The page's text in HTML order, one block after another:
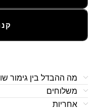
מה ההבדל בין גימור
משלוחים
אחריות